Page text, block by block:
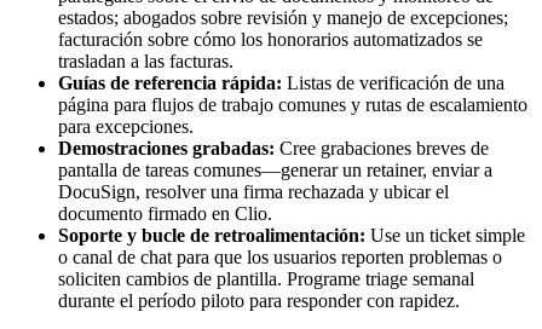
estados; abogados sobre revisión y manejo de excepciones;
facturación sobre cómo los honorarios automatizados se
trasladan a las facturas.
Guías de referencia rápida: Listas de verificación de una
página para flujos de trabajo comunes y rutas de escalamiento
para excepciones.
Demostraciones grabadas: Cree grabaciones breves de
pantalla de tareas comunes—generar un retainer, enviar a
DocuSign, resolver una firma rechazada y ubicar el
documento firmado en Clio.
Soporte y bucle de retroalimentación: Use un ticket simple
o canal de chat para que los usuarios reporten problemas o
soliciten cambios de plantilla. Programe triage semanal
durante el período piloto para responder con rapidez.